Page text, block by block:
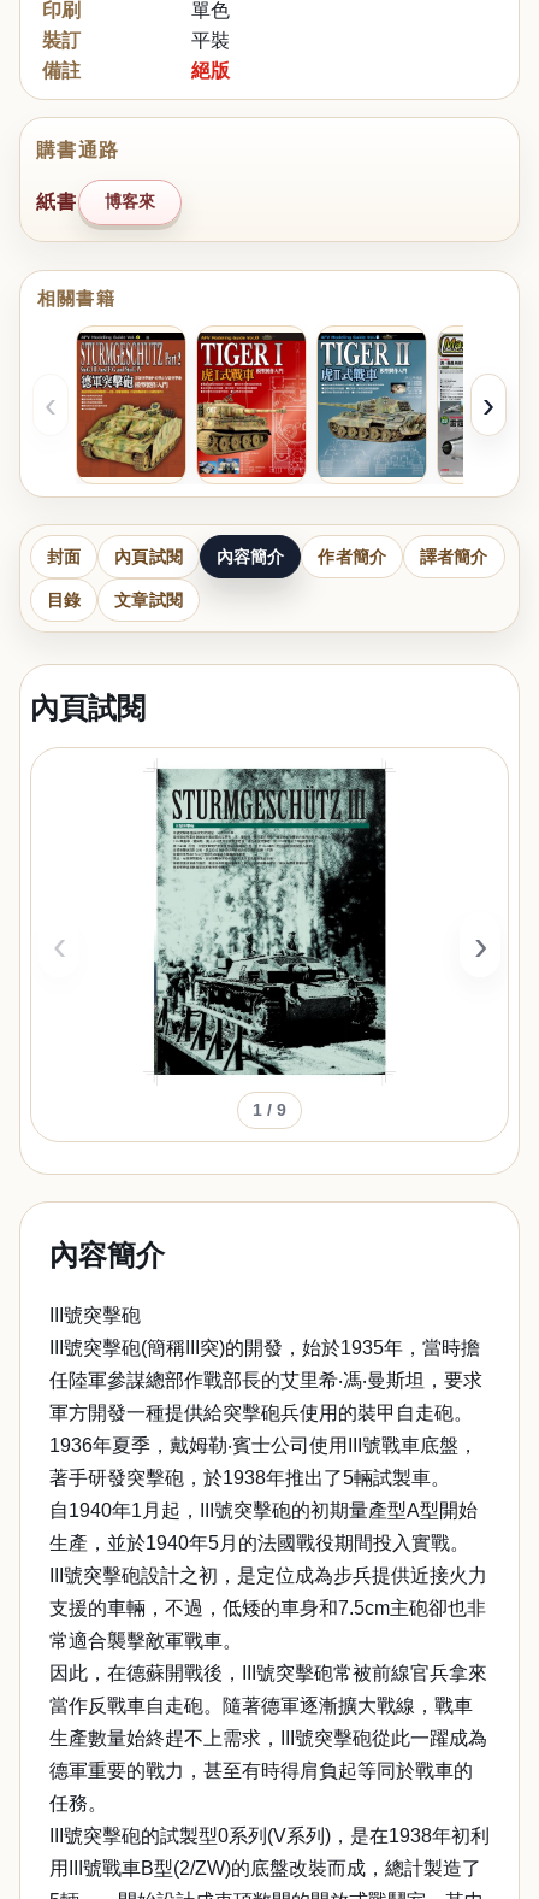
印刷
單色
裝訂
平裝
備註
絕版
購書通路
紙書 博客來
相關書籍
‹ ›
封面 內頁試閱 內容簡介 作者簡介 譯者簡介
目錄 文章試閱
內頁試閱
‹ ›
1 / 9
內容簡介
III號突擊砲
III號突擊砲(簡稱III突)的開發，始於1935年，當時擔
任陸軍參謀總部作戰部長的艾里希‧馮‧曼斯坦，要求
軍方開發一種提供給突擊砲兵使用的裝甲自走砲。
1936年夏季，戴姆勒‧賓士公司使用III號戰車底盤，
著手研發突擊砲，於1938年推出了5輛試製車。
自1940年1月起，III號突擊砲的初期量產型A型開始
生產，並於1940年5月的法國戰役期間投入實戰。
III號突擊砲設計之初，是定位成為步兵提供近接火力
支援的車輛，不過，低矮的車身和7.5cm主砲卻也非
常適合襲擊敵軍戰車。
因此，在德蘇開戰後，III號突擊砲常被前線官兵拿來
當作反戰車自走砲。隨著德軍逐漸擴大戰線，戰車
生產數量始終趕不上需求，III號突擊砲從此一躍成為
德軍重要的戰力，甚至有時得肩負起等同於戰車的
任務。
III號突擊砲的試製型0系列(V系列)，是在1938年初利
用III號戰車B型(2/ZW)的底盤改裝而成，總計製造了